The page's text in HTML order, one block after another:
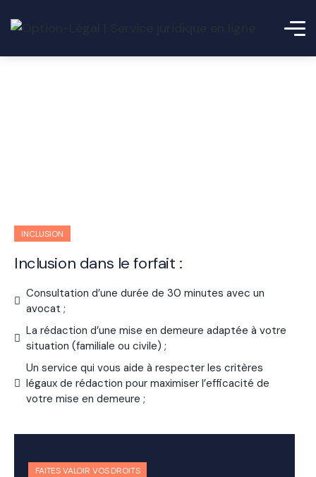
INCLUSION
Inclusion dans le forfait :
Consultation d’une durée de 30 minutes avec un
avocat ;
La rédaction d’une mise en demeure adaptée à votre
situation (familiale ou civile) ;
Un service qui vous aide à respecter les critères
légaux de rédaction pour maximiser l’efficacité de
votre mise en demeure ;
FAITES VALOIR VOS DROITS